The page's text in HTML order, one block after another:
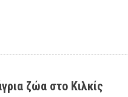
ζώα στο Κιλκίς